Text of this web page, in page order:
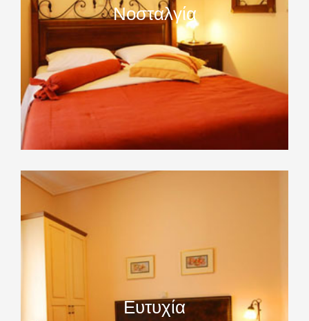
Νοσταλγία
Ευτυχία